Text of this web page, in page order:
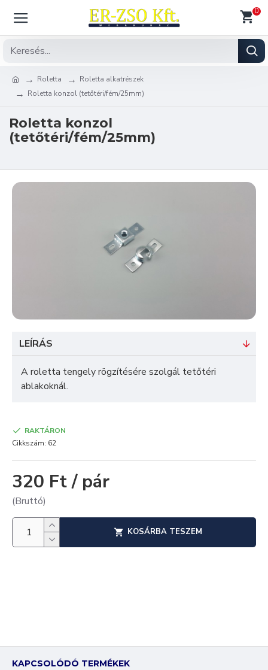
0
Roletta
Roletta alkatrészek
Roletta konzol (tetőtéri/fém/25mm)
Roletta konzol
(tetőtéri/fém/25mm)
LEÍRÁS
A roletta tengely rögzítésére szolgál tetőtéri
ablakoknál.
320 Ft / pár
(Bruttó)
RAKTÁRON
Cikkszám: 62
KOSÁRBA TESZEM
KAPCSOLÓDÓ TERMÉKEK